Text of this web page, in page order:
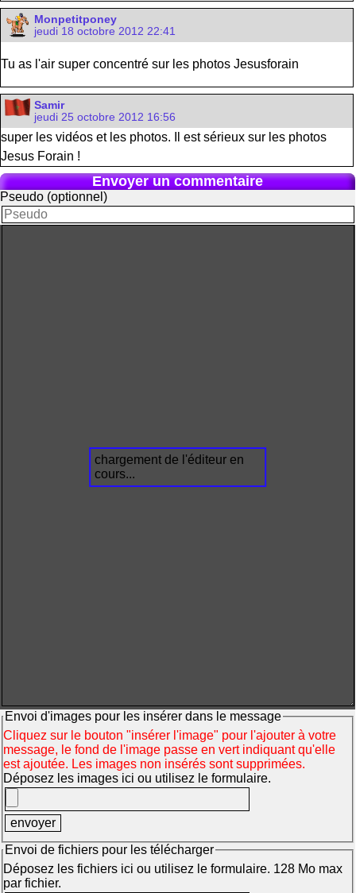
Monpetitponey
jeudi 18 octobre 2012 22:41
Tu as l'air super concentré sur les photos Jesusforain
Samir
jeudi 25 octobre 2012 16:56
super les vidéos et les photos. Il est sérieux sur les photos
Jesus Forain !
Envoyer un commentaire
Pseudo (optionnel)
chargement de l'éditeur en
cours...
Envoi d'images pour les insérer dans le message
Cliquez sur le bouton "insérer l'image" pour l'ajouter à votre
message, le fond de l'image passe en vert indiquant qu'elle
est ajoutée. Les images non insérés sont supprimées.
Déposez les images ici ou utilisez le formulaire.
Envoi de fichiers pour les télécharger
Déposez les fichiers ici ou utilisez le formulaire. 128 Mo max
par fichier.